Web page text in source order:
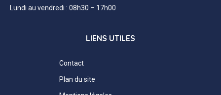
Lundi au vendredi : 08h30 – 17h00
LIENS UTILES
Contact
Plan du site